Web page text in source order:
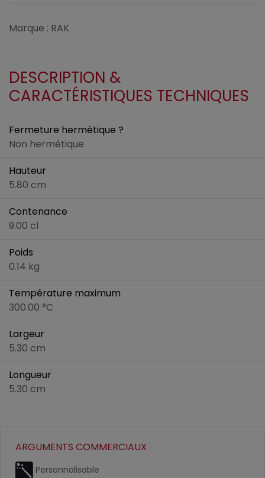
Marque : RAK
DESCRIPTION &
CARACTÉRISTIQUES TECHNIQUES
Fermeture hermétique ?
Non hermétique
Hauteur
5.80 cm
Contenance
9.00 cl
Poids
0.14 kg
Température maximum
300.00 °C
Largeur
5.30 cm
Longueur
5.30 cm
ARGUMENTS COMMERCIAUX
Personnalisable